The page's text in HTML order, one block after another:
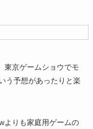
東京ゲームショウでモ
う予想があったりと楽
よりも家庭用ゲームの